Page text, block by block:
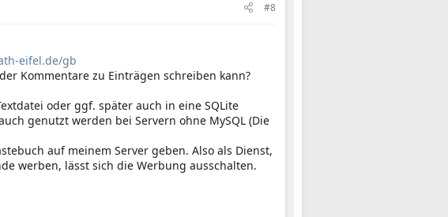
#8
eifel.de/gb
Kommentare zu Einträgen schreiben kann?
oder ggf. später auch in eine SQLite
genutzt werden bei Servern ohne MySQL (Die
auf meinem Server geben. Also als Dienst,
werben, lässt sich die Werbung ausschalten.